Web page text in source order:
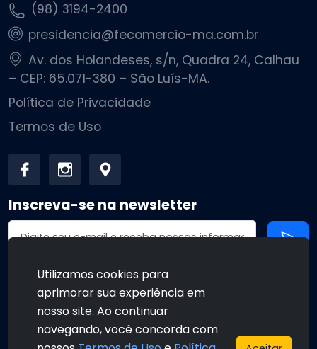
(98) 3194-2400
presidencia@fecomercio-ma.com.br
Av. dos Holandeses, s/n, Quadra 24, Calhau
– CEP: 65.071-380 – São Luís-MA.
Política de Privacidade
Termos de Uso
Inscreva-se na newsletter
Endereço de email
•
Utilizamos cookies para
aprimorar sua experiência em
nosso site. Ao continuar
navegando, você concorda com